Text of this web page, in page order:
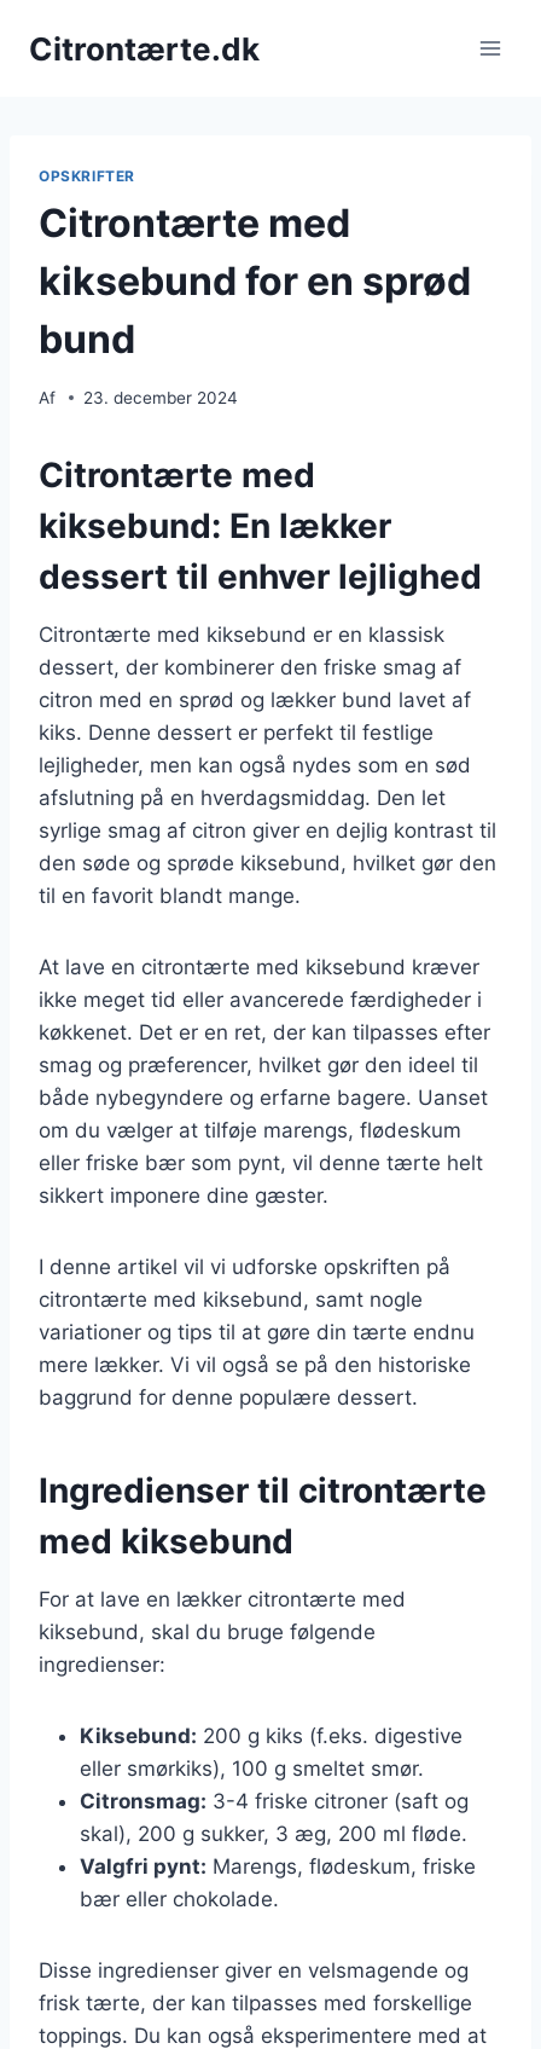
Citrontærte.dk
OPSKRIFTER
Citrontærte med
kiksebund for en sprød
bund
Af 23. december 2024
Citrontærte med
kiksebund: En lækker
dessert til enhver lejlighed
Citrontærte med kiksebund er en klassisk
dessert, der kombinerer den friske smag af
citron med en sprød og lækker bund lavet af
kiks. Denne dessert er perfekt til festlige
lejligheder, men kan også nydes som en sød
afslutning på en hverdagsmiddag. Den let
syrlige smag af citron giver en dejlig kontrast til
den søde og sprøde kiksebund, hvilket gør den
til en favorit blandt mange.
At lave en citrontærte med kiksebund kræver
ikke meget tid eller avancerede færdigheder i
køkkenet. Det er en ret, der kan tilpasses efter
smag og præferencer, hvilket gør den ideel til
både nybegyndere og erfarne bagere. Uanset
om du vælger at tilføje marengs, flødeskum
eller friske bær som pynt, vil denne tærte helt
sikkert imponere dine gæster.
I denne artikel vil vi udforske opskriften på
citrontærte med kiksebund, samt nogle
variationer og tips til at gøre din tærte endnu
mere lækker. Vi vil også se på den historiske
baggrund for denne populære dessert.
Ingredienser til citrontærte
med kiksebund
For at lave en lækker citrontærte med
kiksebund, skal du bruge følgende
ingredienser:
Kiksebund: 200 g kiks (f.eks. digestive
eller smørkiks), 100 g smeltet smør.
Citronsmag: 3-4 friske citroner (saft og
skal), 200 g sukker, 3 æg, 200 ml fløde.
Valgfri pynt: Marengs, flødeskum, friske
bær eller chokolade.
Disse ingredienser giver en velsmagende og
frisk tærte, der kan tilpasses med forskellige
toppings. Du kan også eksperimentere med at